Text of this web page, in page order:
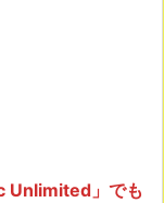
Unlimited」でも